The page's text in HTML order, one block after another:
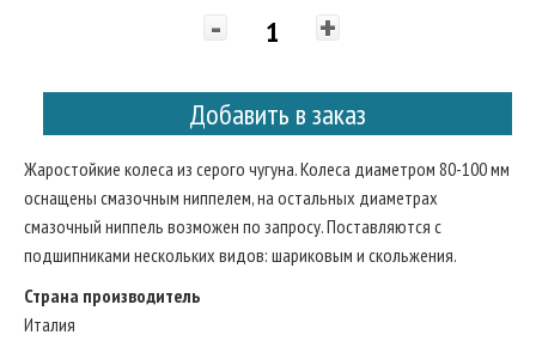
- +
Добавить в заказ
Жаростойкие колеса из серого чугуна. Колеса диаметром 80-100 мм
оснащены смазочным ниппелем, на остальных диаметрах
смазочный ниппель возможен по запросу. Поставляются с
подшипниками нескольких видов: шариковым и скольжения.
Страна производитель
Италия